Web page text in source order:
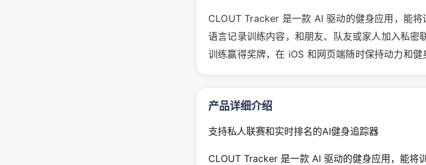
CLOUT Tracker 是一款 AI 驱动的健身应用，能
语言记录训练内容，和朋友、队友或家人加入私密
训练赢得奖牌，在 iOS 和网页端随时保持动力和健
产品详细介绍
支持私人联赛和实时排名的AI健身追踪器
CLOUT Tracker 是一款 AI 驱动的健身应用，能将